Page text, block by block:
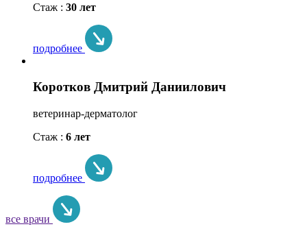
Стаж : 30 лет
подробнее
Коротков Дмитрий Даниилович
ветеринар-дерматолог
Стаж : 6 лет
подробнее
все врачи